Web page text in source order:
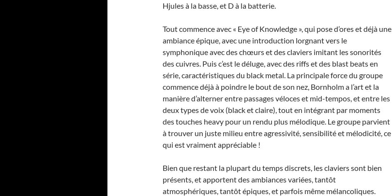
Hjules à la basse, et D à la batterie.
Tout commence avec « Eye of Knowledge », qui pose d’ores et déjà une
ambiance épique, avec une introduction lorgnant vers le
symphonique avec des chœurs et des claviers imitant les sonorités
des cuivres. Puis c’est le déluge, avec des riffs et des blast beats en
série, caractéristiques du black metal. La principale force du groupe
commence déjà à poindre le bout de son nez, Bornholm a l’art et la
manière d’alterner entre passages véloces et mid-tempos, et entre les
deux types de voix (black et claire), tout en intégrant par moments
des touches heavy pour un rendu plus mélodique. Le groupe parvient
à trouver un juste milieu entre agressivité, sensibilité et mélodicité, ce
qui est vraiment appréciable !
Bien que restant la plupart du temps discrets, les claviers sont bien
présents, et apportent des ambiances variées, tantôt
atmosphériques, tantôt épiques, et parfois même mélancoliques.